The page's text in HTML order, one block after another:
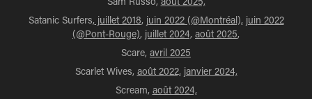
Satanic Surfers,juillet 2018, juin 2022 (@Montréal), juin 2022
(@Pont-Rouge), juillet 2024, août 2025,
Scare, avril 2025
Scarlet Wives, août 2022, janvier 2024,
Scream, août 2024,